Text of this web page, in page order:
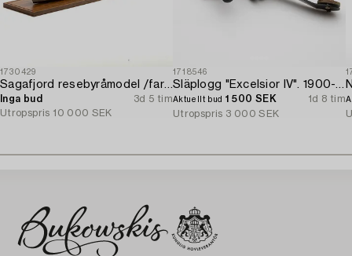
1730429
Sagafjord resebyråmodel /fartygsmodel.
Inga bud
3d 5 tim
Utropspris 10 000 SEK
1718546
Släplogg "Excelsior IV". 1900-talets mitt.
Aktuellt bud 1 500 SEK
1d 8 tim
Utropspris 3 000 SEK